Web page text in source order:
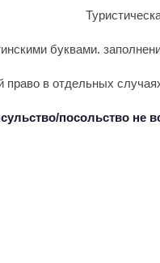
буквами.
право в отдельных
посольство не